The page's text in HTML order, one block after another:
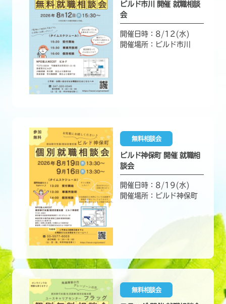
ビルド市川 開催 就職相談
会
開催日時：8/12(水)
開催場所：ビルド市川
無料相談会
ビルド神保町 開催 就職相
談会
開催日時：8/19(水)
開催場所：ビルド神保町
無料相談会